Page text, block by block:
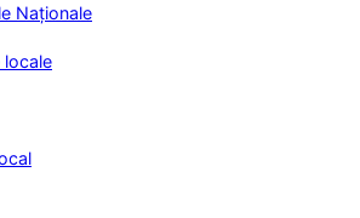
Naționale
locale